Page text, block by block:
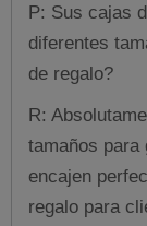
P: Sus cajas
diferentes
de regalo?
R:
tamaños para
encajen
regalo para